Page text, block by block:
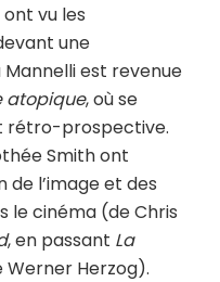
vu les
une
Mannelli est revenue
atopique, où se
rétro-prospective.
Smith ont
l’image et des
le cinéma (de Chris
, en passant La
Herzog).